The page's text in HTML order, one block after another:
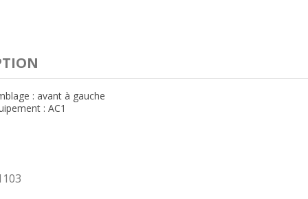
: avant à gauche
: AC1